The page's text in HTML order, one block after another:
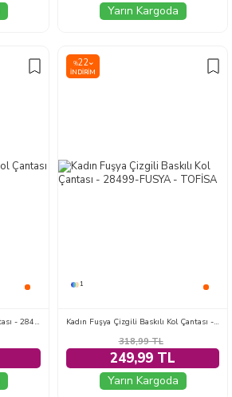
Yarın Kargoda
Kadın Siyah Suni Deri Kol Çantası - 28468-SIYAH
%22
İNDIRIM
1
Kadın Fuşya Çizgili Baskılı Kol Çantası - 28499-FUSYA
318,99TL
249,99 TL
Yarın Kargoda